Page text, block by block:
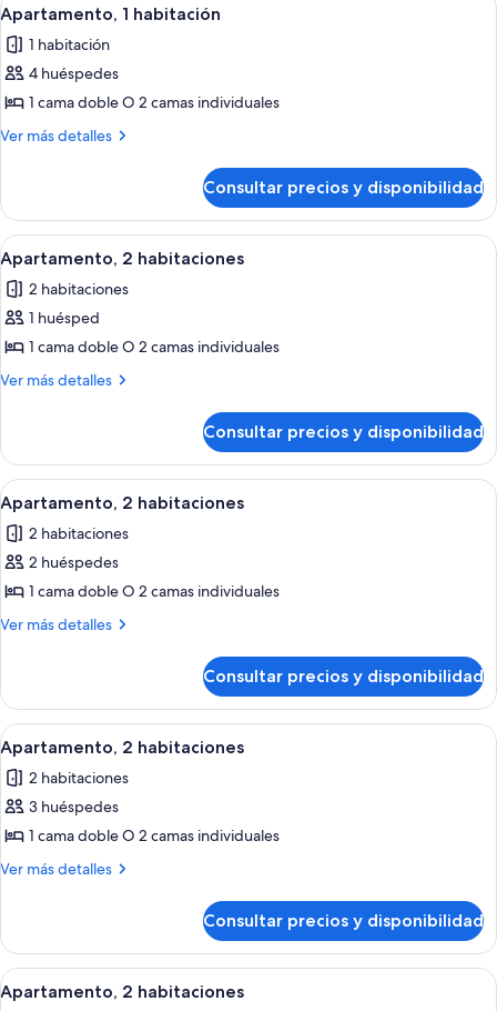
todas
las
fotos
de
Apartamento,
10
Apartamento, 1 habitación
1 habitación
4 huéspedes
1 cama doble O 2 camas individuales
Ver más detalles
Más
1
habitación
Consultar precios y disponibilidad
Abrir
todas
las
fotos
de
Apartamento,
Tabla de planchar con plancha,
14
Apartamento, 2 habitaciones
2 habitaciones
1 huésped
1 cama doble O 2 camas individuales
Ver más detalles
Más
2
habitaciones
Consultar precios y disponibilidad
Abrir
todas
las
fotos
de
Apartamento,
Tabla de planchar con plancha,
14
Apartamento, 2 habitaciones
2 habitaciones
2 huéspedes
1 cama doble O 2 camas individuales
Ver más detalles
Más
2
habitaciones
Consultar precios y disponibilidad
Abrir
todas
las
fotos
de
Apartamento,
Tabla de planchar con plancha,
14
Apartamento, 2 habitaciones
2 habitaciones
3 huéspedes
1 cama doble O 2 camas individuales
Ver más detalles
Más
2
habitaciones
Consultar precios y disponibilidad
Abrir
todas
Tabla de planchar con plancha,
14
Apartamento, 2 habitaciones